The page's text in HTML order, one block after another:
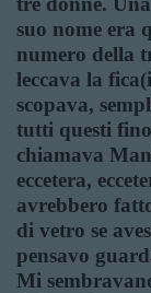
suo nome era
numero della
leccava la
scopava,
tutti questi
chiamava
eccetera,
avrebbero
di vetro se
pensavo
Mi